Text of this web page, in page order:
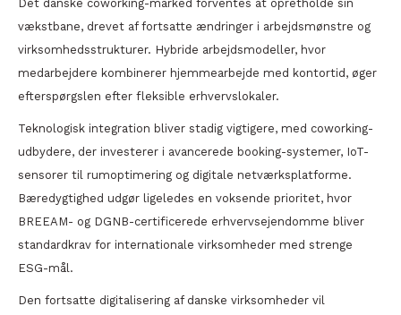
Det danske coworking-marked forventes at opretholde sin
vækstbane, drevet af fortsatte ændringer i arbejdsmønstre og
virksomhedsstrukturer. Hybride arbejdsmodeller, hvor
medarbejdere kombinerer hjemmearbejde med kontortid, øger
efterspørgslen efter fleksible erhvervslokaler.
Teknologisk integration bliver stadig vigtigere, med coworking-
udbydere, der investerer i avancerede booking-systemer, IoT-
sensorer til rumoptimering og digitale netværksplatforme.
Bæredygtighed udgør ligeledes en voksende prioritet, hvor
BREEAM- og DGNB-certificerede erhvervsejendomme bliver
standardkrav for internationale virksomheder med strenge
ESG-mål.
Den fortsatte digitalisering af danske virksomheder vil